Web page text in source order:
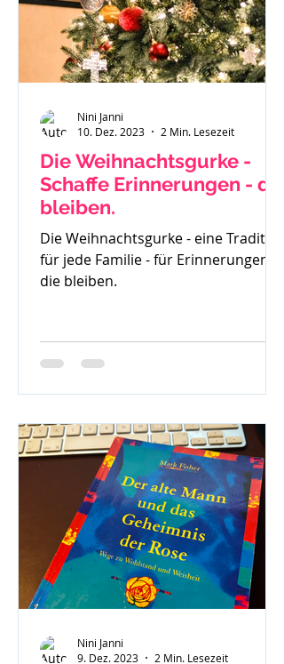
Niemand oder
Die Weihnachtsgurke -
Schaffe Erinnerungen - die
bleiben.
Die Weihnachtsgurke - eine Tradition
für jede Familie - für Erinnerungen
die bleiben.
Nini Janni
10. Dez. 2023
2 Min. Lesezeit
Nini Janni
9. Dez. 2023
2 Min. Lesezeit